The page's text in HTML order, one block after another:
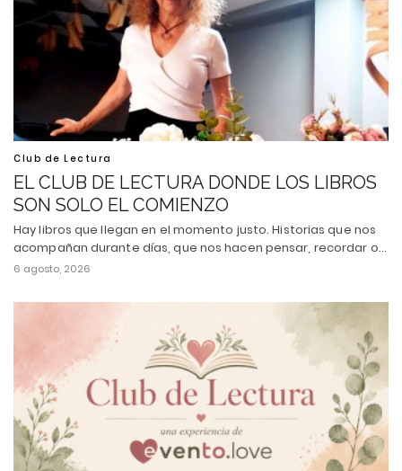
Club de Lectura
EL CLUB DE LECTURA DONDE LOS LIBROS
SON SOLO EL COMIENZO
Hay libros que llegan en el momento justo. Historias que nos
acompañan durante días, que nos hacen pensar, recordar o…
6 agosto, 2026